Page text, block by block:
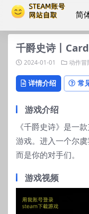
千爵史诗丨
2024-01-01 动作
详情介绍 常
游戏介绍
《千爵史诗》是一
游戏。进入一个尔
而是你的对手们。
游戏视频